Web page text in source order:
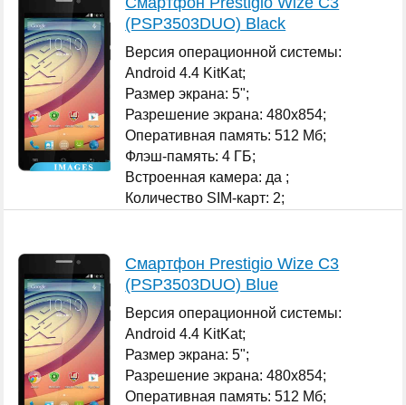
(PSP3503DUO) Black
Версия операционной системы:
Android 4.4 KitKat;
Размер экрана: 5";
Разрешение экрана: 480x854;
Оперативная память: 512 Мб;
Флэш-память: 4 ГБ;
Встроенная камера: да ;
Количество SIM-карт: 2;
Смартфон Prestigio Wize C3
(PSP3503DUO) Blue
Версия операционной системы:
Android 4.4 KitKat;
Размер экрана: 5";
Разрешение экрана: 480x854;
Оперативная память: 512 Мб;